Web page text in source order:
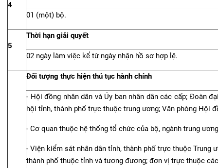
4
01 (một) bộ.
5
Thời hạn giải quyết
02 ngày làm việc kể từ ngày nhận hồ sơ hợp lệ.
Đối tượng thực hiện thủ tục hành chính
- Hội đồng nhân dân và Ủy ban nhân dân các cấp; Đoàn
hội tỉnh, thành phố trực thuộc trung ương; Văn phòng Hội
- Cơ quan thuộc hệ thống tổ chức của bộ, ngành trung
- Viện kiểm sát nhân dân tỉnh, thành phố trực thuộc Trung
thành phố thuộc tỉnh và tương đương; đơn vị trực thuộc